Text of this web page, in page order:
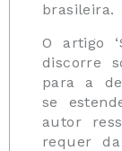
brasileira.
O artigo
discorre
para a
se
autor
requer